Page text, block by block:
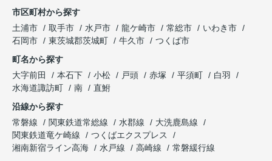
市区町村から探す
土浦市
取手市 水戸市 龍ケ崎市 常総市
いわき市
石岡市
東茨城郡茨城町 牛久市
つくば市
町名から探す
大字前田
本石下 小松 戸頭 赤塚 平須町
白羽
水海道諏訪町
南
直鮒
沿線から探す
常磐線
関東鉄道常総線 水郡線
大洗鹿島線
関東鉄道竜ケ崎線
つくばエクスプレス
湘南新宿ライン高海
水戸線 高崎線
常磐緩行線